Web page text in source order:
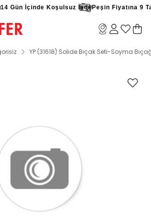
Gün İçinde Koşulsuz İadePeşin Fiyatına 9
YP.(31618) Solide Bıçak Seti-Soyma